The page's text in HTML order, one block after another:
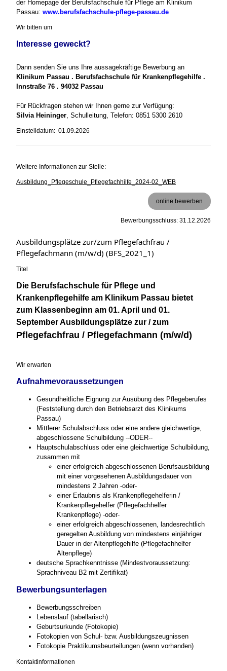
der Homepage der Berufsfachschule für Pflege am Klinikum
Passau: www.berufsfachschule-pflege-passau.de
Wir bitten um
Interesse geweckt?
Dann senden Sie uns Ihre aussagekräftige Bewerbung an
Klinikum Passau . Berufsfachschule für Krankenpflegehilfe .
Innstraße 76 . 94032 Passau
Für Rückfragen stehen wir Ihnen gerne zur Verfügung:
Silvia Heininger , Schulleitung, Telefon: 0851 5300 2610
Einstelldatum: 01.09.2026
Weitere Informationen zur Stelle:
Ausbildung_Pflegeschule_Pflegefachhilfe_2024-02_WEB
online bewerben
Bewerbungsschluss: 31.12.2026
Ausbildungsplätze zur/zum Pflegefachfrau /
Pflegefachmann (m/w/d) (BFS_2021_1)
Titel
Die Berufsfachschule für Pflege und
Krankenpflegehilfe am Klinikum Passau bietet
zum Klassenbeginn am 01. April und 01.
September Ausbildungsplätze zur / zum
Pflegefachfrau / Pflegefachmann (m/w/d)
Wir erwarten
Aufnahmevoraussetzungen
Gesundheitliche Eignung zur Ausübung des Pflegeberufes
(Feststellung durch den Betriebsarzt des Klinikums
Passau)
Mittlerer Schulabschluss oder eine andere gleichwertige,
abgeschlossene Schulbildung --ODER--
Hauptschulabschluss oder eine gleichwertige Schulbildung,
zusammen mit
einer erfolgreich abgeschlossenen Berufsausbildung
mit einer vorgesehenen Ausbildungsdauer von
mindestens 2 Jahren -oder-
einer Erlaubnis als Krankenpflegehelferin /
Krankenpflegehelfer (Pflegefachhelfer
Krankenpflege) -oder-
einer erfolgreich abgeschlossenen, landesrechtlich
geregelten Ausbildung von mindestens einjähriger
Dauer in der Altenpflegehilfe (Pflegefachhelfer
Altenpflege)
deutsche Sprachkenntnisse (Mindestvoraussetzung:
Sprachniveau B2 mit Zertifikat)
Bewerbungsunterlagen
Bewerbungsschreiben
Lebenslauf (tabellarisch)
Geburtsurkunde (Fotokopie)
Fotokopien von Schul- bzw. Ausbildungszeugnissen
Fotokopie Praktikumsbeurteilungen (wenn vorhanden)
Kontaktinformationen